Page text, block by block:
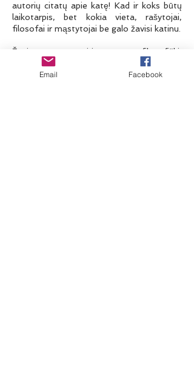
autorių citatų apie katę! Kad ir koks būtų
laikotarpis, bet kokia vieta, rašytojai,
filosofai ir mąstytojai be galo žavisi katinu.
Žavintys, pagiriantys, filosofiški,
pašiepiantys, bendrininkai... 500 citatų,
kurias surinko ir pagal temą pateikė
Email Facebook